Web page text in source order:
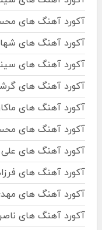
آکورد آهنگ های
آکورد آهنگ های
آکورد آهنگ های
آکورد آهنگ های
آکورد آهنگ های
آکورد آهنگ های
آکورد آهنگ های علی
آکورد آهنگ های
آکورد آهنگ های
آکورد آهنگ های